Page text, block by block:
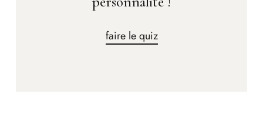
faire le quiz